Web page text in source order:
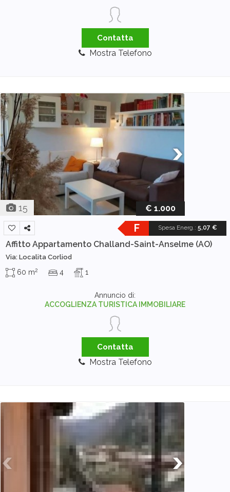
Contatta
Mostra Telefono
15 € 1.000
Spesa Energ.: 5,07 €
F
Affitto Appartamento Challand-Saint-Anselme (AO)
Via: Localita Corliod
60 m2 4 1
Annuncio di:
ACCOGLIENZA TURISTICA IMMOBILIARE
Contatta
Mostra Telefono